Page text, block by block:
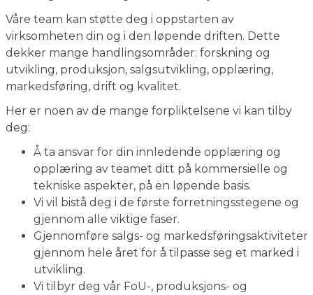
Våre team kan støtte deg i oppstarten av
virksomheten din og i den løpende driften. Dette
dekker mange handlingsområder: forskning og
utvikling, produksjon, salgsutvikling, opplæring,
markedsføring, drift og kvalitet.
Her er noen av de mange forpliktelsene vi kan tilby
deg:
Å ta ansvar for din innledende opplæring og
opplæring av teamet ditt på kommersielle og
tekniske aspekter, på en løpende basis.
Vi vil bistå deg i de første forretningsstegene og
gjennom alle viktige faser.
Gjennomføre salgs- og markedsføringsaktiviteter
gjennom hele året for å tilpasse seg et marked i
utvikling.
Vi tilbyr deg vår FoU-, produksjons- og